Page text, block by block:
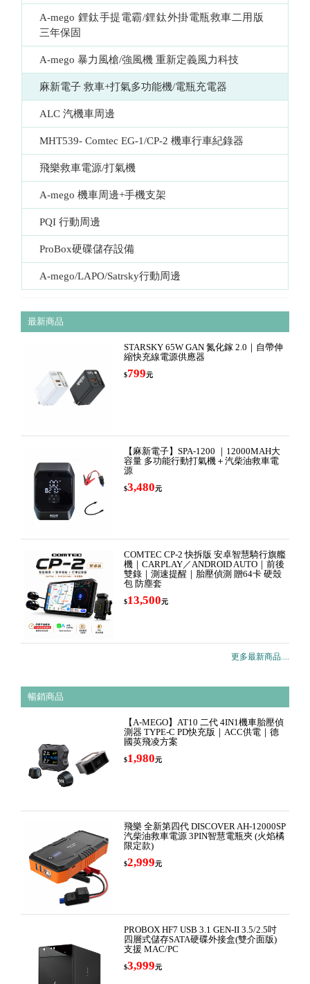
A-mego 鋰鈦手提電霸/鋰鈦外掛電瓶救車二用版
三年保固
A-mego 暴力風槍/強風機 重新定義風力科技
麻新電子 救車+打氣多功能機/電瓶充電器
ALC 汽機車周邊
MHT539- Comtec EG-1/CP-2 機車行車紀錄器
飛樂救車電源/打氣機
A-mego 機車周邊+手機支架
PQI 行動周邊
ProBox硬碟儲存設備
A-mego/LAPO/Satrsky行動周邊
最新商品
STARSKY 65W GAN 氮化鎵 2.0｜自帶伸
縮快充線電源供應器
$799元
【麻新電子】SPA-1200 ｜12000MAH大
容量 多功能行動打氣機＋汽柴油救車電
源
$3,480元
COMTEC CP-2 快拆版 安卓智慧騎行旗艦
機｜CARPLAY／ANDROID AUTO｜前後
雙錄｜測速提醒｜胎壓偵測 贈64卡 硬殼
包 防塵套
$13,500元
更多最新商品....
暢銷商品
【A-MEGO】AT10 二代 4IN1機車胎壓偵
測器 TYPE-C PD快充版｜ACC供電｜德
國英飛凌方案
$1,980元
飛樂 全新第四代 DISCOVER AH-12000SP
汽柴油救車電源 3PIN智慧電瓶夾 (火焰橘
限定款)
$2,999元
PROBOX HF7 USB 3.1 GEN-II 3.5/2.5吋
四層式儲存SATA硬碟外接盒(雙介面版)
支援 MAC/PC
$3,999元